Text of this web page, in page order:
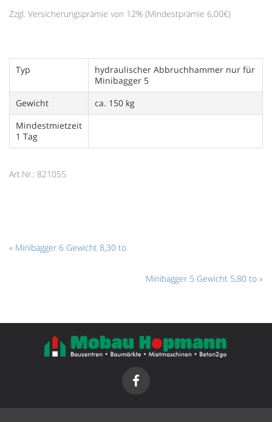
Zzgl. Versicherungsprämie von 12% (Mindestprämie 6,00€)
Typ
hydraulischer Abbruchhammer nur für
Minibagger 5
Gewicht
ca. 150 kg
Mindestmietzeit
1 Tag
Art.Nr.: 821055
« Minibagger 6 Gewicht 8,30 to
Minibagger 5 Gewicht 5,80 to »